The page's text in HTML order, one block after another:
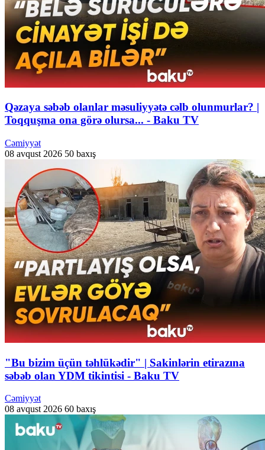
Qəzaya səbəb olanlar məsuliyyətə cəlb olunmurlar? |
Toqquşma ona görə olursa... - Baku TV
Cəmiyyət
08 avqust 2026 50 baxış
"Bu bizim üçün təhlükədir" | Sakinlərin etirazına
səbəb olan YDM tikintisi - Baku TV
Cəmiyyət
08 avqust 2026 60 baxış